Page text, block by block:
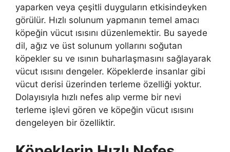
yaparken veya çeşitli duyguların etkisindeyken
görülür. Hızlı solunum yapmanın temel amacı
köpeğin vücut ısısını düzenlemektir. Bu sayede
dil, ağız ve üst solunum yollarını soğutan
köpekler su ve ısının buharlaşmasını sağlayarak
vücut ısısını dengeler. Köpeklerde insanlar gibi
vücut derisi üzerinden terleme özelliği yoktur.
Dolayısıyla hızlı nefes alıp verme bir nevi
terleme işlevi gören ve köpeğin vücut ısısını
dengeleyen bir özelliktir.